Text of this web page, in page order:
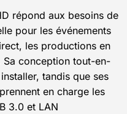
répond aux besoins de
pour les événements
les productions en
Sa conception tout-en-
tandis que ses
en charge les
3.0 et LAN